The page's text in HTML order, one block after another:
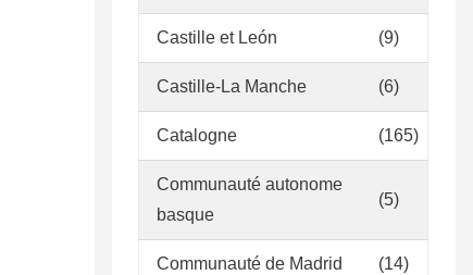
Castille et León (9)
Castille-La Manche (6)
Catalogne (165)
Communauté autonome
basque
(5)
Communauté de Madrid (14)